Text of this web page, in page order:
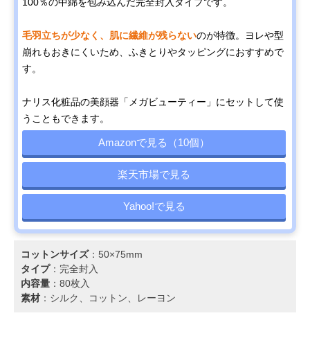
毛羽立ちが少なく、肌に繊維が残らないのが特徴。ヨレや型
崩れもおきにくいため、ふきとりやタッピングにおすすめで
す。
ナリス化粧品の美顔器「メガビューティー」にセットして使
うこともできます。
Amazonで見る（10個）
楽天市場で見る
Yahoo!で見る
コットンサイズ：50×75mm
タイプ：完全封入
内容量 ：80枚入
素材 ：シルク、コットン、レーヨン